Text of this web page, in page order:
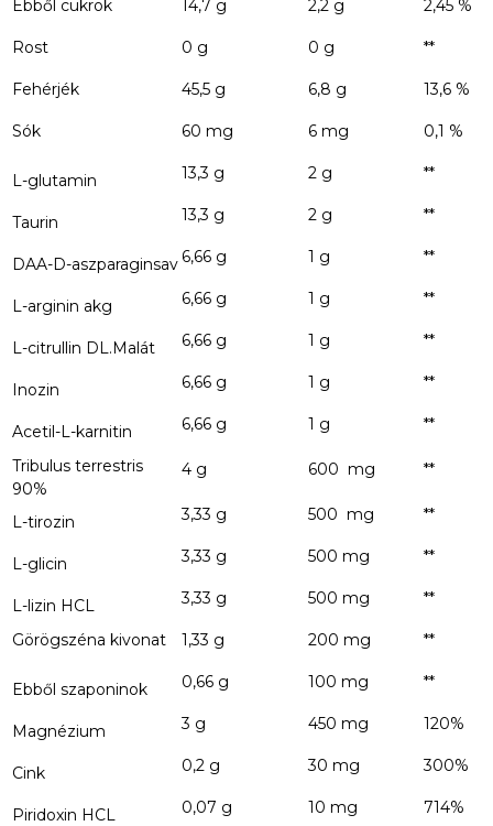
Ebből cukrok 14,7 g 2,2 g 2,45 %
Rost 0 g 0 g **
Fehérjék 45,5 g 6,8 g 13,6 %
Sók 60 mg 6 mg 0,1 %
L-glutamin 13,3 g 2 g **
Taurin 13,3 g 2 g **
DAA-D-aszparaginsav 6,66 g 1 g **
L-arginin akg 6,66 g 1 g **
L-citrullin DL.Malát 6,66 g 1 g **
Inozin 6,66 g 1 g **
Acetil-L-karnitin 6,66 g 1 g **
Tribulus terrestris
90%
4 g 600 mg **
L-tirozin 3,33 g 500 mg **
L-glicin 3,33 g 500 mg **
L-lizin HCL 3,33 g 500 mg **
Görögszéna kivonat 1,33 g 200 mg **
Ebből szaponinok 0,66 g 100 mg **
Magnézium 3 g 450 mg 120%
Cink 0,2 g 30 mg 300%
Piridoxin HCL 0,07 g 10 mg 714%